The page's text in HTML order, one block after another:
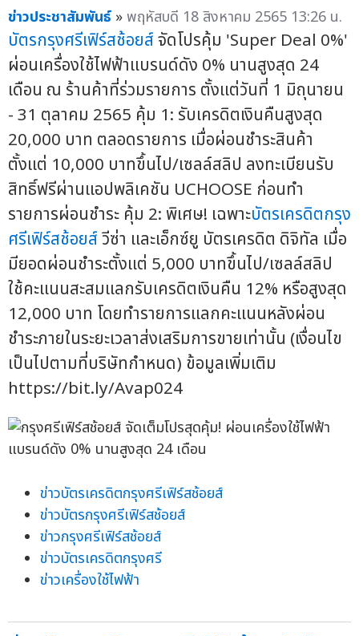
ข่าวประชาสัมพันธ์ »พฤหัสบดี 18 สิงหาคม 2565 13:26 น.
บัตรกรุงศรีเฟิร์สช้อยส์จัดโปรคุ้ม 'Super Deal 0%'
ผ่อนเครื่องใช้ไฟฟ้าแบรนด์ดัง 0% นานสูงสุด 24
เดือน ณ ร้านค้าที่ร่วมรายการ ตั้งแต่วันที่ 1 มิถุนายน
- 31 ตุลาคม 2565 คุ้ม 1: รับเครดิตเงินคืนสูงสุด
20,000 บาท ตลอดรายการ เมื่อผ่อนชำระสินค้า
ตั้งแต่ 10,000 บาทขึ้นไป/เซลล์สลิป ลงทะเบียนรับ
สิทธิ์ฟรีผ่านแอปพลิเคชัน UCHOOSE ก่อนทำ
รายการผ่อนชำระ คุ้ม 2: พิเศษ! เฉพาะบัตรเครดิตกรุง
ศรีเฟิร์สช้อยส์วีซ่า และเอ็กซ์ยู บัตรเครดิต ดิจิทัล เมื่อ
มียอดผ่อนชำระตั้งแต่ 5,000 บาทขึ้นไป/เซลล์สลิป
ใช้คะแนนสะสมแลกรับเครดิตเงินคืน 12% หรือสูงสุด
12,000 บาท โดยทำรายการแลกคะแนนหลังผ่อน
ชำระภายในระยะเวลาส่งเสริมการขายเท่านั้น (เงื่อนไข
เป็นไปตามที่บริษัทกำหนด) ข้อมูลเพิ่มเติม
https://bit.ly/Avap024
ข่าวบัตรเครดิตกรุงศรีเฟิร์สช้อยส์
ข่าวบัตรกรุงศรีเฟิร์สช้อยส์
ข่าวกรุงศรีเฟิร์สช้อยส์
ข่าวบัตรเครดิตกรุงศรี
ข่าวเครื่องใช้ไฟฟ้า